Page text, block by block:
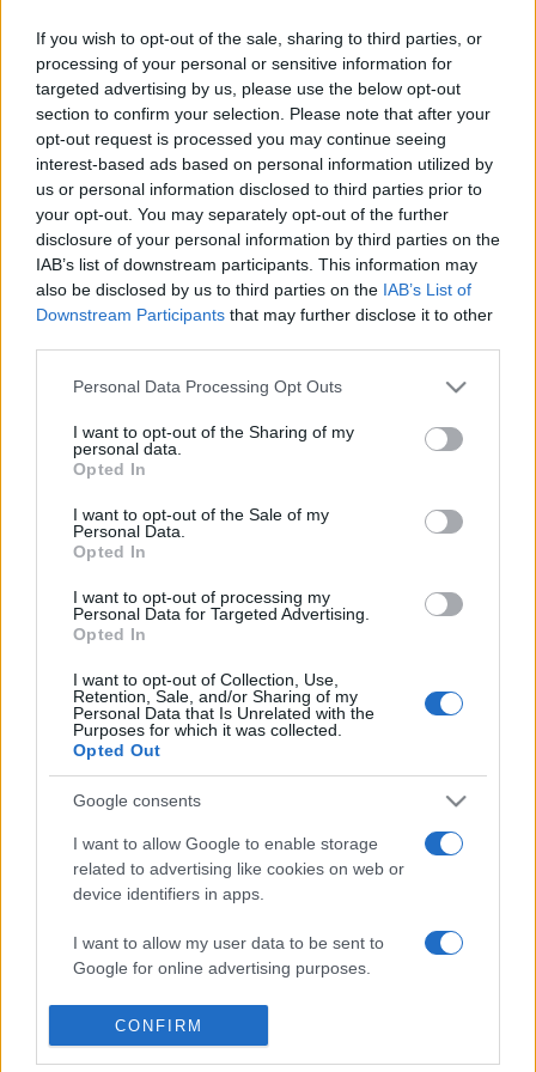
If you wish to opt-out of the sale, sharing to third parties, or
processing of your personal or sensitive information for
targeted advertising by us, please use the below opt-out
section to confirm your selection. Please note that after your
opt-out request is processed you may continue seeing
interest-based ads based on personal information utilized by
us or personal information disclosed to third parties prior to
your opt-out. You may separately opt-out of the further
disclosure of your personal information by third parties on the
IAB’s list of downstream participants. This information may
also be disclosed by us to third parties on the IAB’s List of
Downstream Participants that may further disclose it to other
Please note that this website/app uses one or more Google
not limited to your visit or usage behaviour. You may click to
grant or deny consent to Google and its third-party tags to
use your data for below specified purposes in below Google
consent section.
Personal Data Processing Opt Outs
I want to opt-out of the Sharing of my
personal data.
Opted In
I want to opt-out of the Sale of my
Personal Data.
Opted In
I want to opt-out of processing my
Personal Data for Targeted Advertising.
Opted In
I want to opt-out of Collection, Use,
Retention, Sale, and/or Sharing of my
Personal Data that Is Unrelated with the
Purposes for which it was collected.
Opted Out
Google consents
I want to allow Google to enable storage
related to advertising like cookies on web or
device identifiers in apps.
I want to allow my user data to be sent to
Google for online advertising purposes.
I want to allow Google to send me
personalized advertising.
CONFIRM
A közönség szombaton és vasárnap japán témájú
fotókiállítást tekinthet meg, de japán kalligráfiabemutató,
origamihajtogatás és kézműves-foglalkozások is színesítik a
programokat. Szombaton a japán Ohara Ikebana Iskola
mestere vezetésével ikebanabemutató várja az
érdeklődőket, akik örökbe fogadhatnak szakurafákat,
autentikus japán teát kóstolhatnak és a haikuversenyre
A virágnéző ünnepségeket (japánul hanami) Japánban
mindenütt megtartják, a virágzás idejétől függően néhány
hét eltéréssel. A cseresznyevirágok nagyon érzékenyek,
alig néhány napig lehet megtekinteni a virágzó fasorokat,
utána a virágszirmok lehullanak. Ezt a pár napot a japánok
kirándulóhelyre, ahol leterítenek egy pokrócot, ételt és italt
visznek magukkal, esznek, isznak, énekelnek, régi táncokat
járnak, azaz piknikkel ülik meg a tavasz beköszöntét.
A cseresznye virágzásának látványosságát kiemeli, hogy a
lombfakadás előtt nyílnak a virágok, hatalmas, tömött
gömbökben borítják a nemrég még kopár vesszőket. A
virágnak szimbolikus jelentése van, mivel a virágok rövid
élete a tisztaság és egyszerűség eszményét tükrözi.